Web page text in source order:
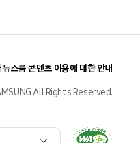
스룸 콘텐츠 이용에 대한 안내
All Rights Reserved.